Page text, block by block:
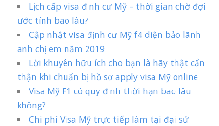
Lịch cấp visa định cư Mỹ – thời gian chờ đợi
ước tính bao lâu?
Cập nhật visa định cư Mỹ f4 diện bảo lãnh
anh chị em năm 2019
Lời khuyên hữu ích cho bạn là hãy thật cẩn
thận khi chuẩn bị hồ sơ apply visa Mỹ online
Visa Mỹ F1 có quy định thời hạn bao lâu
không?
Chi phí Visa Mỹ trực tiếp làm tại đại sứ